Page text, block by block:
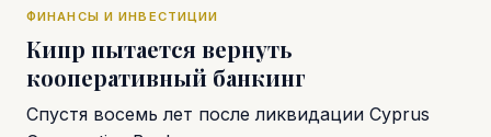
ФИНАНСЫ И ИНВЕСТИЦИИ
Кипр пытается вернуть
кооперативный банкинг
Спустя восемь лет после ликвидации Cyprus